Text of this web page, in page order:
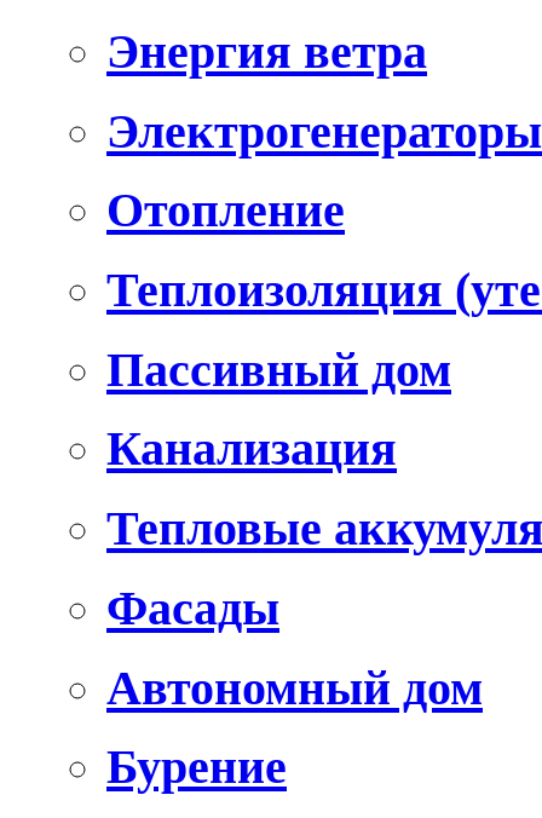
Энергия ветра
Электрогенераторы
Отопление
Теплоизоляция
Пассивный дом
Канализация
Тепловые
Фасады
Автономный дом
Бурение